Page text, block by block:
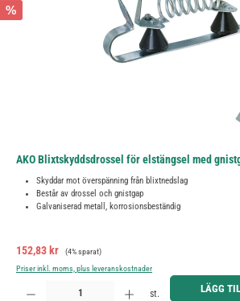
%
AKO Blixtskyddsdrossel för elstängsel med
Skyddar mot överspänning från blixtnedslag
Består av drossel och gnistgap
Galvaniserad metall, korrosionsbeständig
Försäljningspris:
152,83 kr Ordinarie pris:
(4% sparat)
Priser inkl. moms, plus leveranskostnader
Produktkvantitet: Ange önskat belopp eller använd knapparna
st. LÄGG